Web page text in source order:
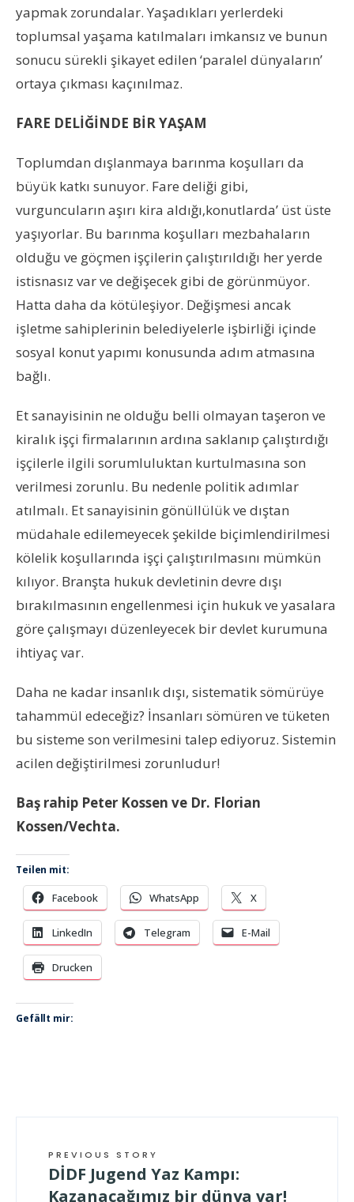
yapmak zorundalar. Yaşadıkları yerlerdeki
toplumsal yaşama katılmaları imkansız ve bunun
sonucu sürekli şikayet edilen ‘paralel dünyaların’
ortaya çıkması kaçınılmaz.
FARE DELİĞİNDE BİR YAŞAM
Toplumdan dışlanmaya barınma koşulları da
büyük katkı sunuyor. Fare deliği gibi,
vurguncuların aşırı kira aldığı‚konutlarda’ üst üste
yaşıyorlar. Bu barınma koşulları mezbahaların
olduğu ve göçmen işçilerin çalıştırıldığı her yerde
istisnasız var ve değişecek gibi de görünmüyor.
Hatta daha da kötüleşiyor. Değişmesi ancak
işletme sahiplerinin belediyelerle işbirliği içinde
sosyal konut yapımı konusunda adım atmasına
bağlı.
Et sanayisinin ne olduğu belli olmayan taşeron ve
kiralık işçi firmalarının ardına saklanıp çalıştırdığı
işçilerle ilgili sorumluluktan kurtulmasına son
verilmesi zorunlu. Bu nedenle politik adımlar
atılmalı. Et sanayisinin gönüllülük ve dıştan
müdahale edilemeyecek şekilde biçimlendirilmesi
kölelik koşullarında işçi çalıştırılmasını mümkün
kılıyor. Branşta hukuk devletinin devre dışı
bırakılmasının engellenmesi için hukuk ve yasalara
göre çalışmayı düzenleyecek bir devlet kurumuna
ihtiyaç var.
Daha ne kadar insanlık dışı, sistematik sömürüye
tahammül edeceğiz? İnsanları sömüren ve tüketen
bu sisteme son verilmesini talep ediyoruz. Sistemin
acilen değiştirilmesi zorunludur!
Baş rahip Peter Kossen ve Dr. Florian
Kossen/Vechta.
Teilen mit:
Facebook WhatsApp X
LinkedIn Telegram E-Mail
Drucken
Gefällt mir:
PREVIOUS STORY
DİDF Jugend Yaz Kampı:
Kazanacağımız bir dünya var!